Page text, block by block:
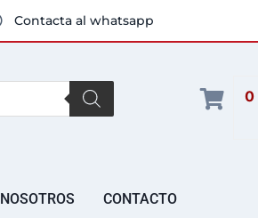
Contacta al whatsapp
0
NOSOTROS CONTACTO